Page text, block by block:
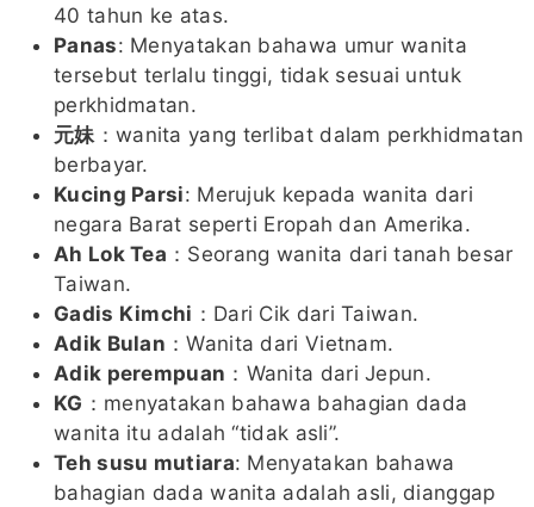
40 tahun ke atas.
Panas: Menyatakan bahawa umur wanita
tersebut terlalu tinggi, tidak sesuai untuk
perkhidmatan.
元妹：wanita yang terlibat dalam perkhidmatan
berbayar.
Kucing Parsi: Merujuk kepada wanita dari
negara Barat seperti Eropah dan Amerika.
Ah Lok Tea ：Seorang wanita dari tanah besar
Taiwan.
Gadis Kimchi ：Dari Cik dari Taiwan.
Adik Bulan ：Wanita dari Vietnam.
Adik perempuan ：Wanita dari Jepun.
KG ：menyatakan bahawa bahagian dada
wanita itu adalah “tidak asli”.
Teh susu mutiara: Menyatakan bahawa
bahagian dada wanita adalah asli, dianggap